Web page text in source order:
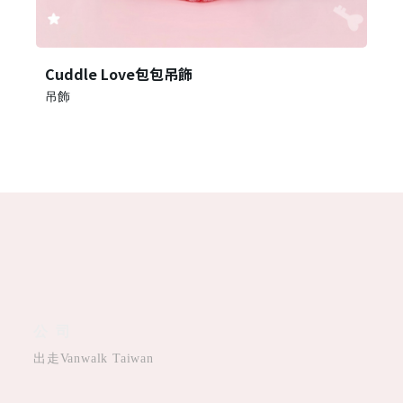
Cuddle Love包包吊飾
吊飾
出走Vanwalk Taiwan